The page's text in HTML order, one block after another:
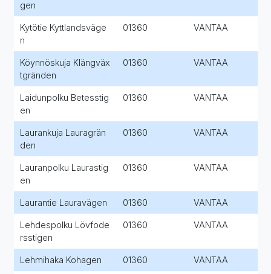
gen
Kytötie Kyttlandsväge
n
01360 VANTAA
Köynnöskuja Klängväx
tgränden
01360 VANTAA
Laidunpolku Betesstig
en
01360 VANTAA
Laurankuja Lauragrän
den
01360 VANTAA
Lauranpolku Laurastig
en
01360 VANTAA
Laurantie Lauravägen 01360 VANTAA
Lehdespolku Lövfode
rsstigen
01360 VANTAA
Lehmihaka Kohagen 01360 VANTAA